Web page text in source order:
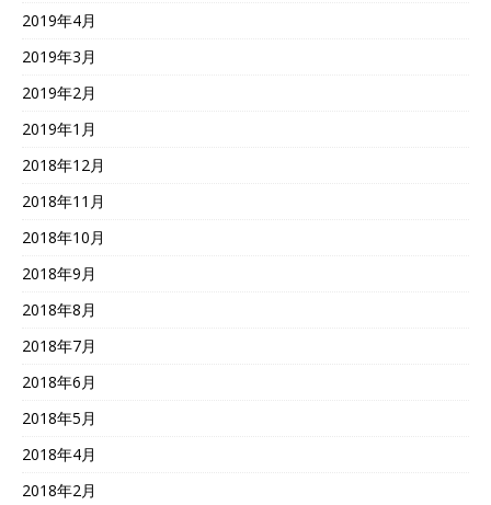
2019年4月
2019年3月
2019年2月
2019年1月
2018年12月
2018年11月
2018年10月
2018年9月
2018年8月
2018年7月
2018年6月
2018年5月
2018年4月
2018年2月